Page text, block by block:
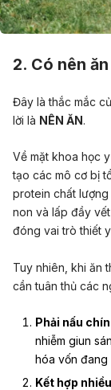
2. Có nên
Đây là thắc mắc
lời là NÊN ĂN.
Về mặt khoa học
tạo các mô cơ bị
protein chất
non và lấp đầy
đóng vai trò thiết
Tuy nhiên, khi ăn
cần tuân thủ các
Phải nấu
nhiễm giun
hóa vốn đang
Kết hợp